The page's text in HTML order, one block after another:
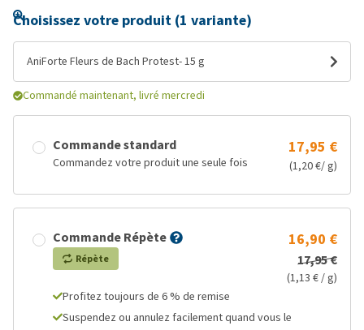
Choisissez votre produit (1 variante)
AniForte Fleurs de Bach Protest- 15 g
Commandé maintenant, livré mercredi
Commande standard
Commandez votre produit une seule fois
17,95 €
(1,20 €/ g)
Commande Répète
Répète
16,90 €
17,95 €
(1,13 € / g)
Profitez toujours de 6 % de remise
Suspendez ou annulez facilement quand vous le